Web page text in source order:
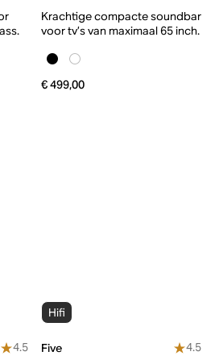
Krachtige compacte soundbar
voor tv’s van maximaal 65 inch.
€ 499,00
4.5
Hifi
Five
4.5